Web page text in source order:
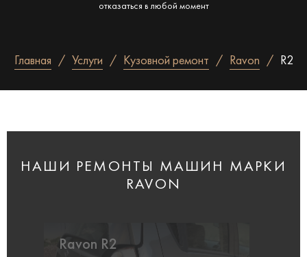
отказаться в любой момент
Главная Услуги Кузовной ремонт Ravon R2
НАШИ РЕМОНТЫ МАШИН МАРКИ
RAVON
Ravon R2